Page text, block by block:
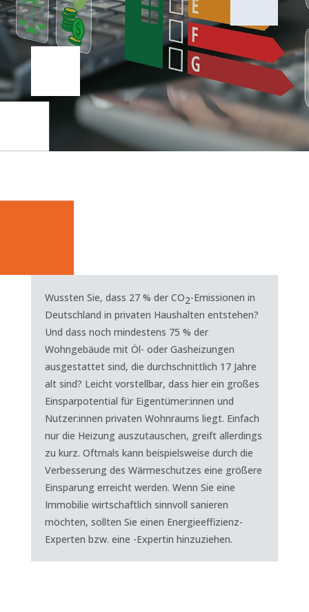
Wussten Sie, dass 27 % der CO2-Emissionen in
Deutschland in privaten Haushalten entstehen?
Und dass noch mindestens 75 % der
Wohngebäude mit Öl- oder Gasheizungen
ausgestattet sind, die durchschnittlich 17 Jahre
alt sind? Leicht vorstellbar, dass hier ein großes
Einsparpotential für Eigentümer:innen und
Nutzer:innen privaten Wohnraums liegt. Einfach
nur die Heizung auszutauschen, greift allerdings
zu kurz. Oftmals kann beispielsweise durch die
Verbesserung des Wärmeschutzes eine größere
Einsparung erreicht werden. Wenn Sie eine
Immobilie wirtschaftlich sinnvoll sanieren
möchten, sollten Sie einen Energieeffizienz-
Experten bzw. eine -Expertin hinzuziehen.